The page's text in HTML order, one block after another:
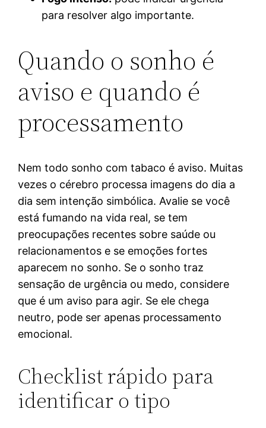
para resolver algo importante.
Quando o sonho é
aviso e quando é
processamento
Nem todo sonho com tabaco é aviso. Muitas
vezes o cérebro processa imagens do dia a
dia sem intenção simbólica. Avalie se você
está fumando na vida real, se tem
preocupações recentes sobre saúde ou
relacionamentos e se emoções fortes
aparecem no sonho. Se o sonho traz
sensação de urgência ou medo, considere
que é um aviso para agir. Se ele chega
neutro, pode ser apenas processamento
emocional.
Checklist rápido para
identificar o tipo